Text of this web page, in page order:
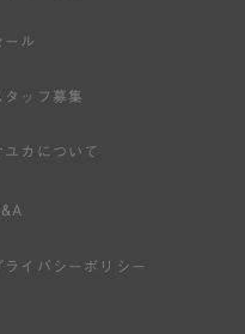
ール
タッフ募集
ユカについて
ライバシーポリシー